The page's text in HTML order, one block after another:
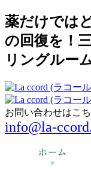
薬だけでは
の回復を！
リングルー
お問い合わせはこ
info@la-